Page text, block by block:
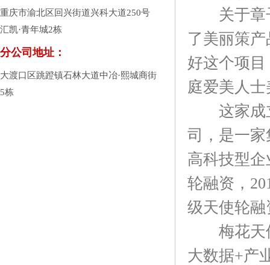
重庆市渝北区回兴街道兴科大道250号
汇凯·青年城2栋
分公司地址：
大渡口区跳蹬镇石林大道中冶·熙城商街
5栋
关于章子
了美丽策
好这个项
庭爱美人
这家成立
司，是一
高科技型企
轮融资，
级天使轮
梅花天使
大数据+产